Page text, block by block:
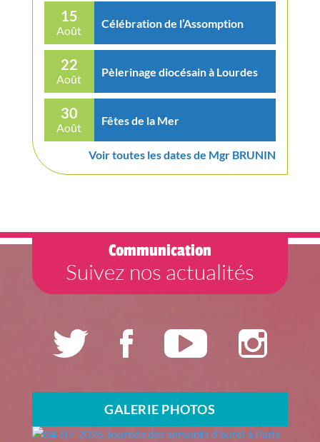
15
Août
Célébration de l’Assomption
22
Août
Pèlerinage diocésain à Lourdes
30
Août
Fêtes de la Mer
Voir toutes les dates de Mgr BRUNIN
Communication
Suivez nos actualités
GALERIE PHOTOS